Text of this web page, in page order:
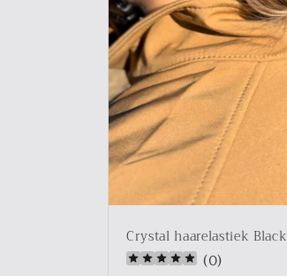
Crystal haarelastiek Black
(0)